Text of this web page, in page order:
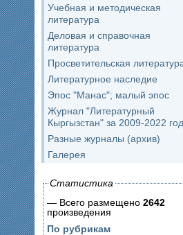
Учебная и методическая
литература
Деловая и справочная
литература
Просветительская
Литературное наследие
Эпос "Манас"; малый эпос
Журнал "Литературный
Кыргызстан" за 2009-2022
Разные журналы (архив)
Галерея
Статистика
— Всего размещено 2642
произведения
По рубрикам